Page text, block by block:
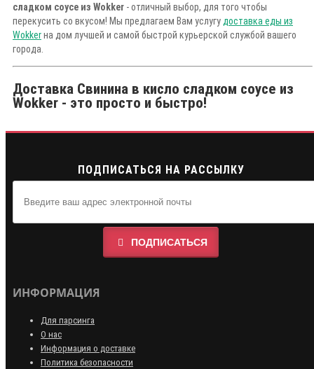
сладком соусе из Wokker - отличный выбор, для того чтобы
перекусить со вкусом! Мы предлагаем Вам услугу доставка еды из
Wokkerна дом лучшей и самой быстрой курьерской службой вашего
города.
Доставка Свинина в кисло сладком соусе из
Wokker - это просто и быстро!
ПОДПИСАТЬСЯ НА РАССЫЛКУ
ПОДПИСАТЬСЯ
ИНФОРМАЦИЯ
Для парсинга
О нас
Информация о доставке
Политика безопасности